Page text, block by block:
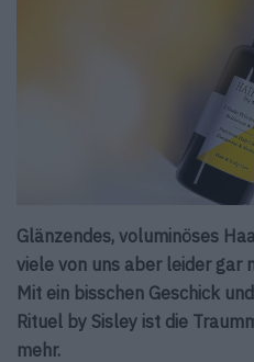
Glänzendes, voluminöses
viele von uns aber leider gar
Mit ein bisschen Geschick
Rituel by Sisley ist die
mehr.